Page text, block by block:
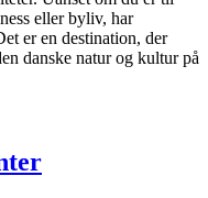
eller byliv, har
er en destination, der
danske natur og kultur på